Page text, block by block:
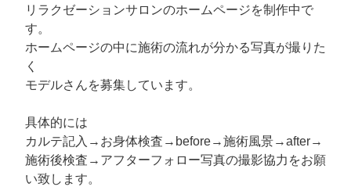
リラクゼーションサロンのホームページを制作中で
す。
ホームページの中に施術の流れが分かる写真が撮りた
く
モデルさんを募集しています。
具体的には
カルテ記入→お身体検査→before→施術風景→after→
施術後検査→アフターフォロー写真の撮影協力をお願
い致します。